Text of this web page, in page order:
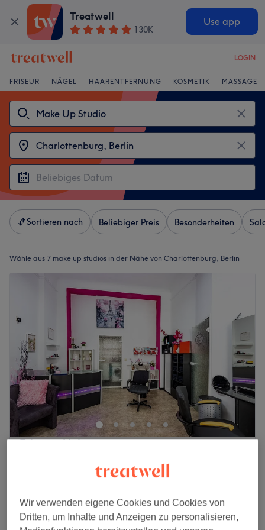
Treatwell
130K
Use app
LOGIN
FRISEUR NÄGEL HAARENTFERNUNG KOSMETIK MASSAGE
Sortieren nach Beliebiger Preis Besonderheiten
Wähle aus 7 make up studios in der Nähe von Charlottenburg, Berlin
Princess Haircut
Charlottenburg, Berlin
Auf Karte anzeigen
30 Min.
Herren - Waschen & Schneiden
Wir verwenden eigene Cookies und Cookies von
Dritten, um Inhalte und Anzeigen zu personalisieren,